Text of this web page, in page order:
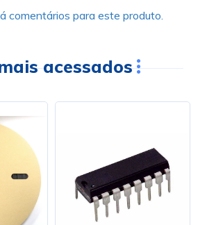
comentários para este produto.
acessados